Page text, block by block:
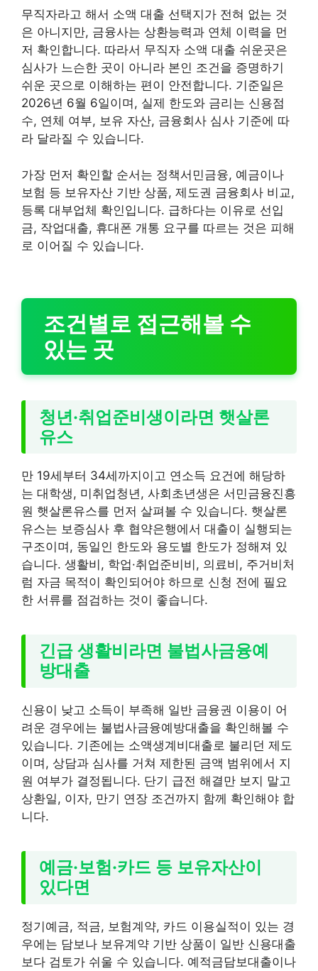
무직자라고 해서 소액 대출 선택지가 전혀 없는 것
은 아니지만, 금융사는 상환능력과 연체 이력을 먼
저 확인합니다. 따라서 무직자 소액 대출 쉬운곳은
심사가 느슨한 곳이 아니라 본인 조건을 증명하기
쉬운 곳으로 이해하는 편이 안전합니다. 기준일은
2026년 6월 6일이며, 실제 한도와 금리는 신용점
수, 연체 여부, 보유 자산, 금융회사 심사 기준에 따
라 달라질 수 있습니다.
가장 먼저 확인할 순서는 정책서민금융, 예금이나
보험 등 보유자산 기반 상품, 제도권 금융회사 비교,
등록 대부업체 확인입니다. 급하다는 이유로 선입
금, 작업대출, 휴대폰 개통 요구를 따르는 것은 피해
로 이어질 수 있습니다.
조건별로 접근해볼 수
있는 곳
청년·취업준비생이라면 햇살론
유스
만 19세부터 34세까지이고 연소득 요건에 해당하
는 대학생, 미취업청년, 사회초년생은 서민금융진흥
원 햇살론유스를 먼저 살펴볼 수 있습니다. 햇살론
유스는 보증심사 후 협약은행에서 대출이 실행되는
구조이며, 동일인 한도와 용도별 한도가 정해져 있
습니다. 생활비, 학업·취업준비비, 의료비, 주거비처
럼 자금 목적이 확인되어야 하므로 신청 전에 필요
한 서류를 점검하는 것이 좋습니다.
긴급 생활비라면 불법사금융예
방대출
신용이 낮고 소득이 부족해 일반 금융권 이용이 어
려운 경우에는 불법사금융예방대출을 확인해볼 수
있습니다. 기존에는 소액생계비대출로 불리던 제도
이며, 상담과 심사를 거쳐 제한된 금액 범위에서 지
원 여부가 결정됩니다. 단기 급전 해결만 보지 말고
상환일, 이자, 만기 연장 조건까지 함께 확인해야 합
니다.
예금·보험·카드 등 보유자산이
있다면
정기예금, 적금, 보험계약, 카드 이용실적이 있는 경
우에는 담보나 보유계약 기반 상품이 일반 신용대출
보다 검토가 쉬울 수 있습니다. 예적금담보대출이나